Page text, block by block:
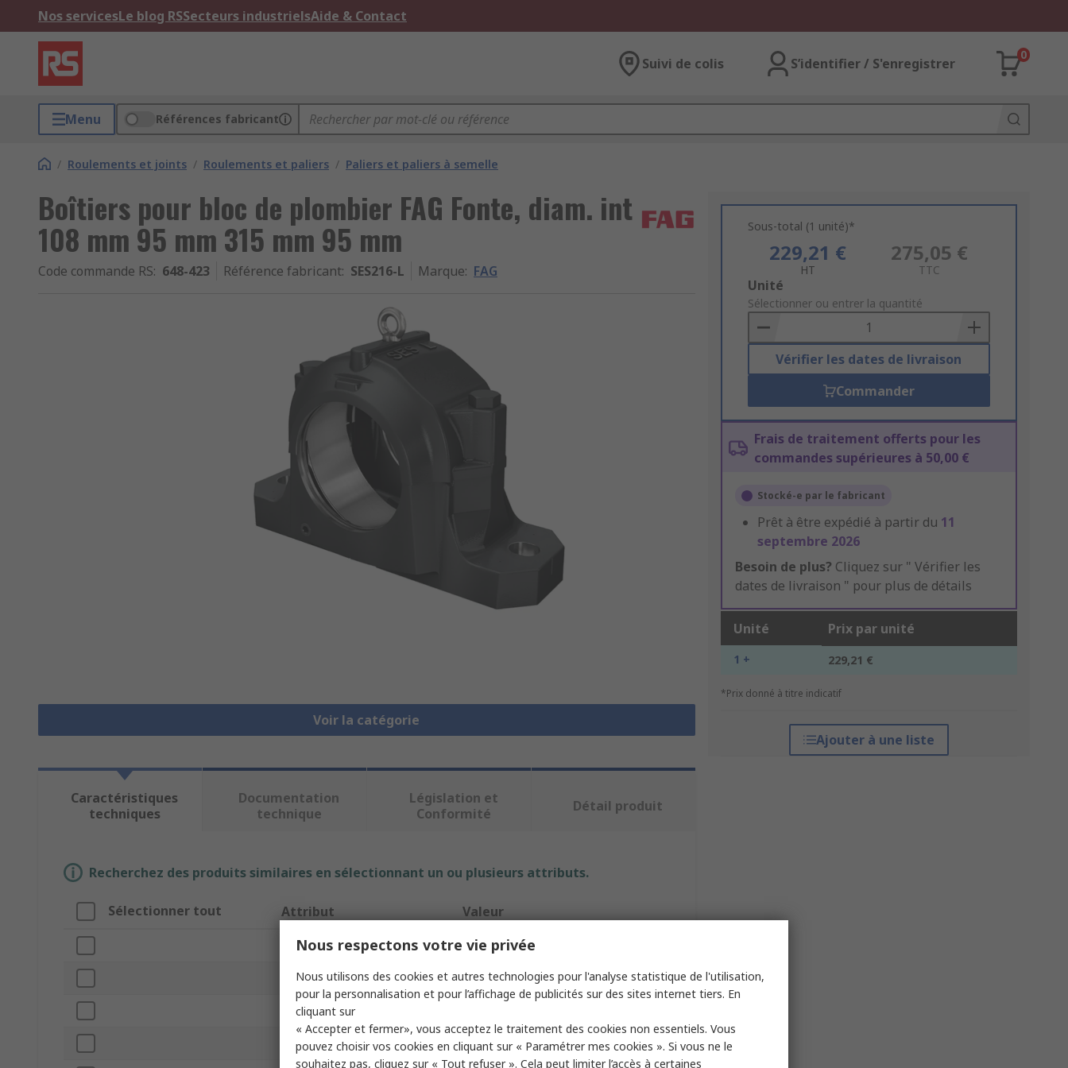
Nos servicesLe blog RSSecteurs industrielsAide & Contact
Suivi de colis S’identifier / S'enregistrer
0
Menu Références fabricant
/ Roulements et joints / Roulements et paliers / Paliers et paliers à semelle
Boîtiers pour bloc de plombier FAG Fonte, diam. int
108 mm 95 mm 315 mm 95 mm
Code commande RS: 648-423 Référence fabricant: SES216-L Marque: FAG
Voir la catégorie
Sous-total (1 unité)*
229,21 €
HT
275,05 €
TTC
Add
to
Basket
Unité
Sélectionner ou entrer la quantité
Vérifier les dates de livraison
Commander
Frais de traitement offerts pour les
commandes supérieures à 50,00 €
Stocké-e par le fabricant
Prêt à être expédié à partir du 11
septembre 2026
Besoin de plus? Cliquez sur " Vérifier les
dates de livraison " pour plus de détails
Unité Prix par unité
1 + 229,21 €
*Prix donné à titre indicatif
Ajouter à une liste
Caractéristiques
techniques
Documentation
technique
Législation et
Conformité
Détail produit
Recherchez des produits similaires en sélectionnant un ou plusieurs attributs.
Sélectionner tout Attribut Valeur
Marque FAG
Diamètre intérieur 108mm
Type de produit
Matériau Fonte
Nous respectons votre vie privée
Nous utilisons des cookies et autres technologies pour l'analyse statistique de l'utilisation,
pour la personnalisation et pour l’affichage de publicités sur des sites internet tiers. En
cliquant sur
« Accepter et fermer», vous acceptez le traitement des cookies non essentiels. Vous
pouvez choisir vos cookies en cliquant sur « Paramétrer mes cookies ». Si vous ne le
souhaitez pas, cliquez sur « Tout refuser ». Cela peut limiter l’accès à certaines